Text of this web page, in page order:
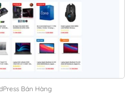
Bán Hàng